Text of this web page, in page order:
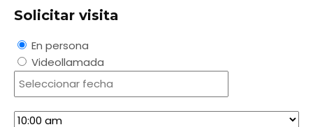
Solicitar visita
En persona
Videollamada